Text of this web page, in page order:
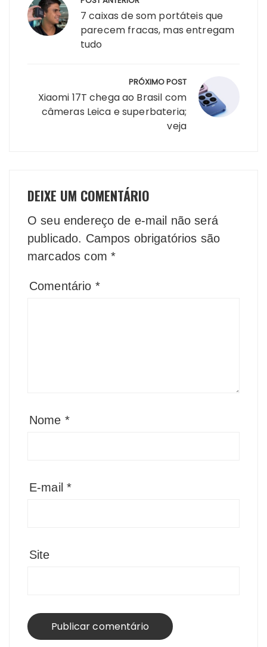
de
Post
7 caixas de som portáteis que
parecem fracas, mas entregam
tudo
PRÓXIMO POST
Xiaomi 17T chega ao Brasil com
câmeras Leica e superbateria;
veja
DEIXE UM COMENTÁRIO
O seu endereço de e-mail não será
publicado. Campos obrigatórios são
marcados com *
Comentário *
Nome *
E-mail*
Site